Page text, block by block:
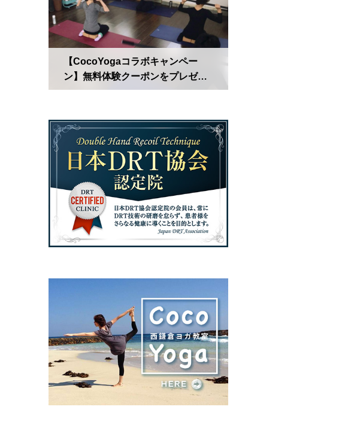
【CocoYogaコラボキャンペー
ン】無料体験クーポンをプレゼン
ト